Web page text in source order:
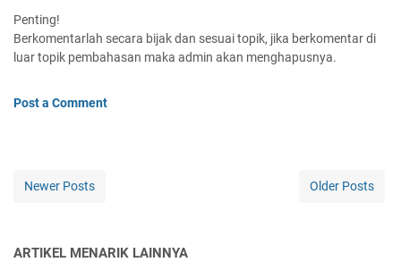
Penting!
Berkomentarlah secara bijak dan sesuai topik, jika berkomentar di
luar topik pembahasan maka admin akan menghapusnya.
Post a Comment
Newer Posts Older Posts
ARTIKEL MENARIK LAINNYA